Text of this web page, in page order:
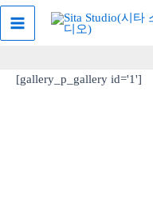
콘
텐
Main
Menu
[gallery_p_gallery id='1']